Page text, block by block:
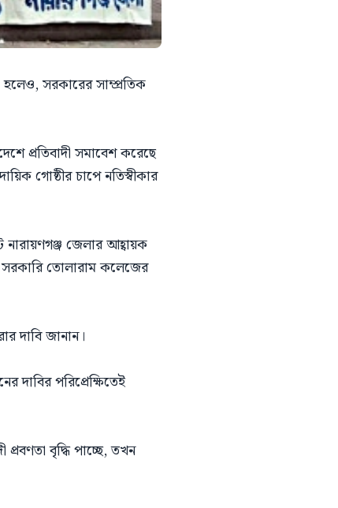
হলেও, সরকারের সাম্প্রতিক
প্রতিবাদী সমাবেশ করেছে
গোষ্ঠীর চাপে নতিস্বীকার
নারায়ণগঞ্জ জেলার আহ্বায়ক
সরকারি তোলারাম কলেজের
দাবি জানান।
দাবির পরিপ্রেক্ষিতেই
বৃদ্ধি পাচ্ছে, তখন